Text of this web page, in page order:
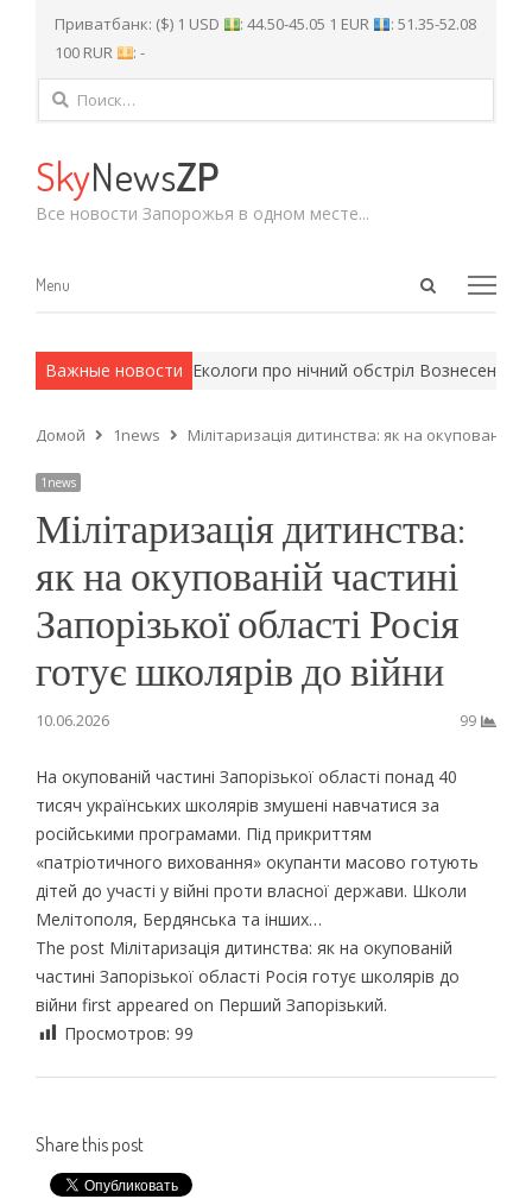
Приватбанк: ($) 1 USD : 44.50-45.05 1 EUR
: 51.35-52.08
100 RUR
: -
Найти:
SkyNewsZP
Все новости Запорожья в одном месте...
Open
Menu
Menu
Важные новости
методы. Екологи про нічний обстріл
Домой 1news Мілітаризація дитинства: як на окупованій
1news
Мілітаризація дитинства:
як на окупованій частині
Запорізької області Росія
готує школярів до війни
10.06.2026 99
На окупованій частині Запорізької області понад 40
тисяч українських школярів змушені навчатися за
російськими програмами. Під прикриттям
«патріотичного виховання» окупанти масово готують
дітей до участі у війні проти власної держави. Школи
Мелітополя, Бердянська та інших…
The post Мілітаризація дитинства: як на окупованій
частині Запорізької області Росія готує школярів до
війни first appeared on Перший Запорізький.
Просмотров: 99
Share this post